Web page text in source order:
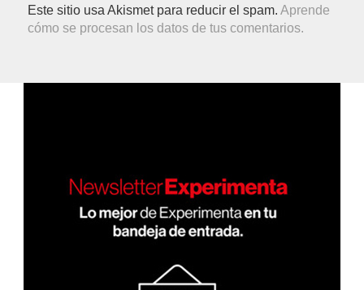
Este sitio usa Akismet para reducir el spam.Aprende
cómo se procesan los datos de tus comentarios.